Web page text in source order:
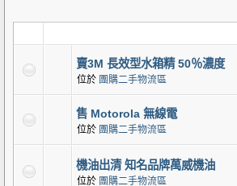
賣3M 長效型水箱精 50％濃度
位於 團購二手物流區
售 Motorola 無線電
位於 團購二手物流區
機油出清 知名品牌萬威機油
位於 團購二手物流區